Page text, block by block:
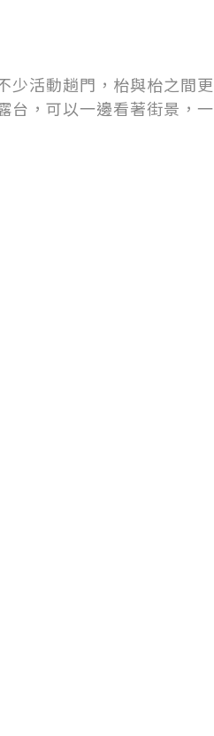
少活動趟門，枱與枱之間更
台，可以一邊看著街景，一